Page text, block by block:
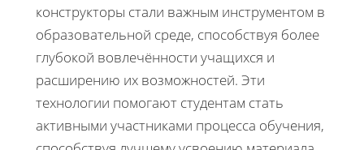
конструкторы стали важным инструментом в
образовательной среде, способствуя более
глубокой вовлечённости учащихся и
расширению их возможностей. Эти
технологии помогают студентам стать
активными участниками процесса обучения,